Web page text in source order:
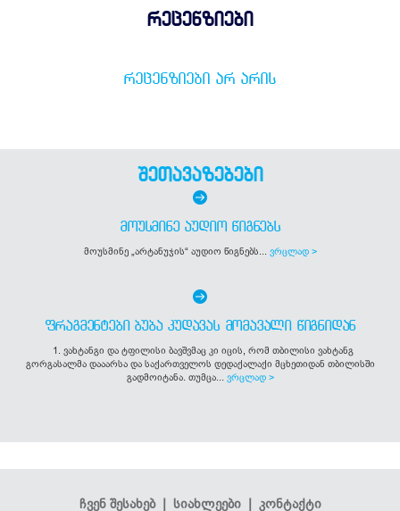
რეცენზიები
ᲠᲔᲪᲔᲜᲖᲘᲔᲑᲘ ᲐᲠ ᲐᲠᲘᲡ
შეთავაზებები
ᲛᲝᲣᲡᲛᲘᲜᲔ ᲐᲣᲓᲘᲝ ᲬᲘᲒᲜᲔᲑᲡ
მოუსმინე „არტანუჯის“ აუდიო წიგნებს... ვრცლად >
ᲤᲠᲐᲒᲛᲔᲜᲢᲔᲑᲘ ᲑᲣᲑᲐ ᲙᲣᲓᲐᲕᲐᲡ ᲛᲝᲛᲐᲕᲐᲚᲘ ᲬᲘᲒᲜᲘᲓᲐᲜ
1. ვახტანგი და ტფილისი ბავშვმაც კი იცის, რომ თბილისი ვახტანგ
გორგასალმა დააარსა და საქართველოს დედაქალაქი მცხეთიდან თბილისში
გადმოიტანა. თუმცა... ვრცლად >
ჩვენ შესახებ| სიახლეები| კონტაქტი